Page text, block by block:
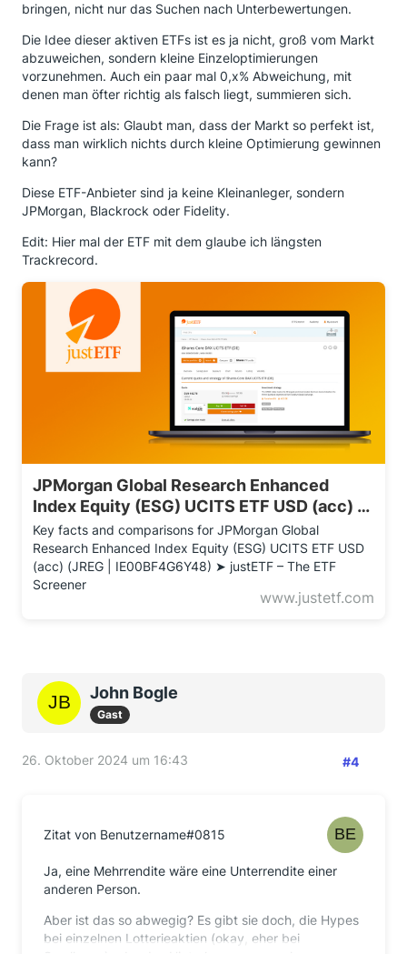
bringen, nicht nur das Suchen nach Unterbewertungen.
Die Idee dieser aktiven ETFs ist es ja nicht, groß vom Markt
abzuweichen, sondern kleine Einzeloptimierungen
vorzunehmen. Auch ein paar mal 0,x% Abweichung, mit
denen man öfter richtig als falsch liegt, summieren sich.
Die Frage ist als: Glaubt man, dass der Markt so perfekt ist,
dass man wirklich nichts durch kleine Optimierung gewinnen
kann?
Diese ETF-Anbieter sind ja keine Kleinanleger, sondern
JPMorgan, Blackrock oder Fidelity.
Edit: Hier mal der ETF mit dem glaube ich längsten
Trackrecord.
JPMorgan Global Research Enhanced
Index Equity (ESG) UCITS ETF USD (acc) |
A2DWM6 | IE00BF4G6Y48
Key facts and comparisons for JPMorgan Global
Research Enhanced Index Equity (ESG) UCITS ETF USD
(acc) (JREG | IE00BF4G6Y48) ➤ justETF – The ETF
Screener
www.justetf.com
John Bogle
Gast
26. Oktober 2024 um 16:43 #4
Zitat von Benutzername#0815
Ja, eine Mehrrendite wäre eine Unterrendite einer
anderen Person.
Aber ist das so abwegig? Es gibt sie doch, die Hypes
bei einzelnen Lotterieaktien (okay, eher bei